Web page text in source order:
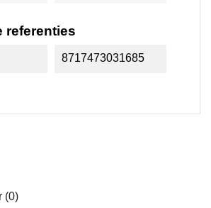
referenties
8717473031685
(0)